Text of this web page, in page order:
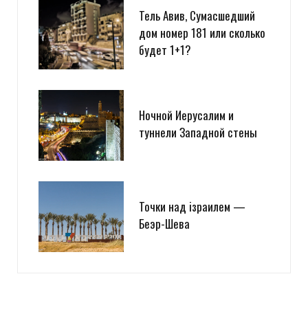
Тель Авив, Сумасшедший
дом номер 181 или сколько
будет 1+1?
Ночной Иерусалим и
туннели Западной стены
Точки над iзраилем —
Беэр-Шева